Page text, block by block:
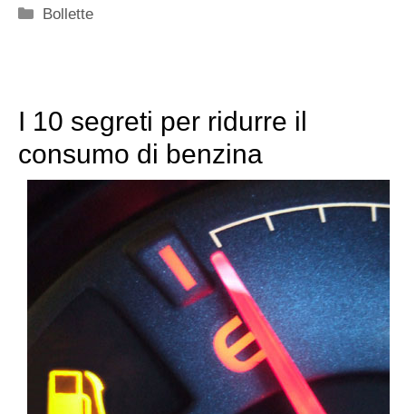
Categorie
Bollette
I 10 segreti per ridurre il
consumo di benzina